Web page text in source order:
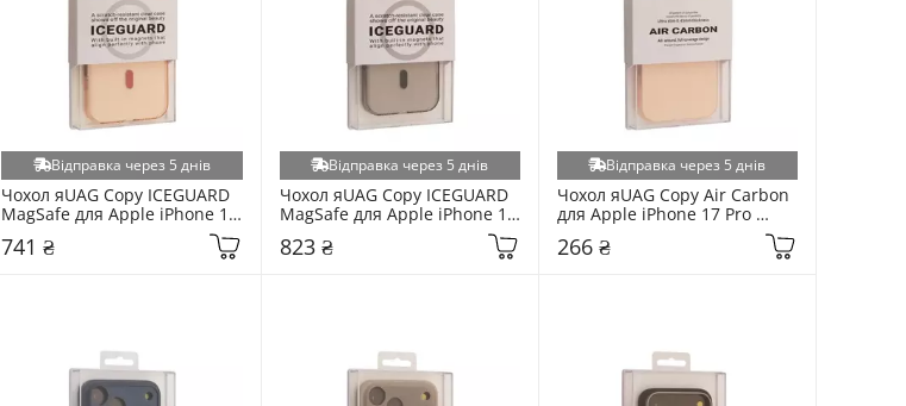
Відправка через 5 днів
Чохол яUAG Copy ICEGUARD
MagSafe для Apple iPhone 17
741 ₴
Відправка через 5 днів
Чохол яUAG Copy ICEGUARD
MagSafe для Apple iPhone 17
823 ₴
Відправка через 5 днів
Чохол яUAG Copy Air Carbon
для Apple iPhone 17 Pro
266 ₴